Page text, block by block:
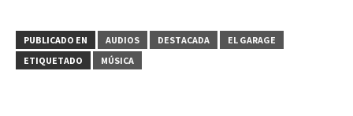
PUBLICADO EN AUDIOS DESTACADA
EL GARAGE
ETIQUETADO
MÚSICA